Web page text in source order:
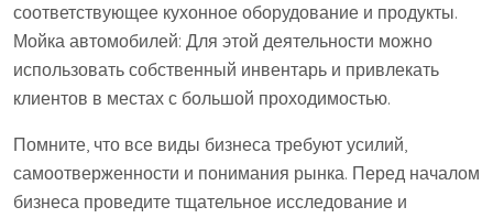
соответствующее кухонное оборудование и продукты.
Мойка автомобилей: Для этой деятельности можно
использовать собственный инвентарь и привлекать
клиентов в местах с большой проходимостью.
Помните, что все виды бизнеса требуют усилий,
самоотверженности и понимания рынка. Перед началом
бизнеса проведите тщательное исследование и